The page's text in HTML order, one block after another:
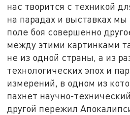
нас творится с техникой
на парадах и выставках
поле боя совершенно
между этими картинками
не из одной страны, а из
технологических эпох и
измерений, в одном из
пахнет научно-
другой пережил